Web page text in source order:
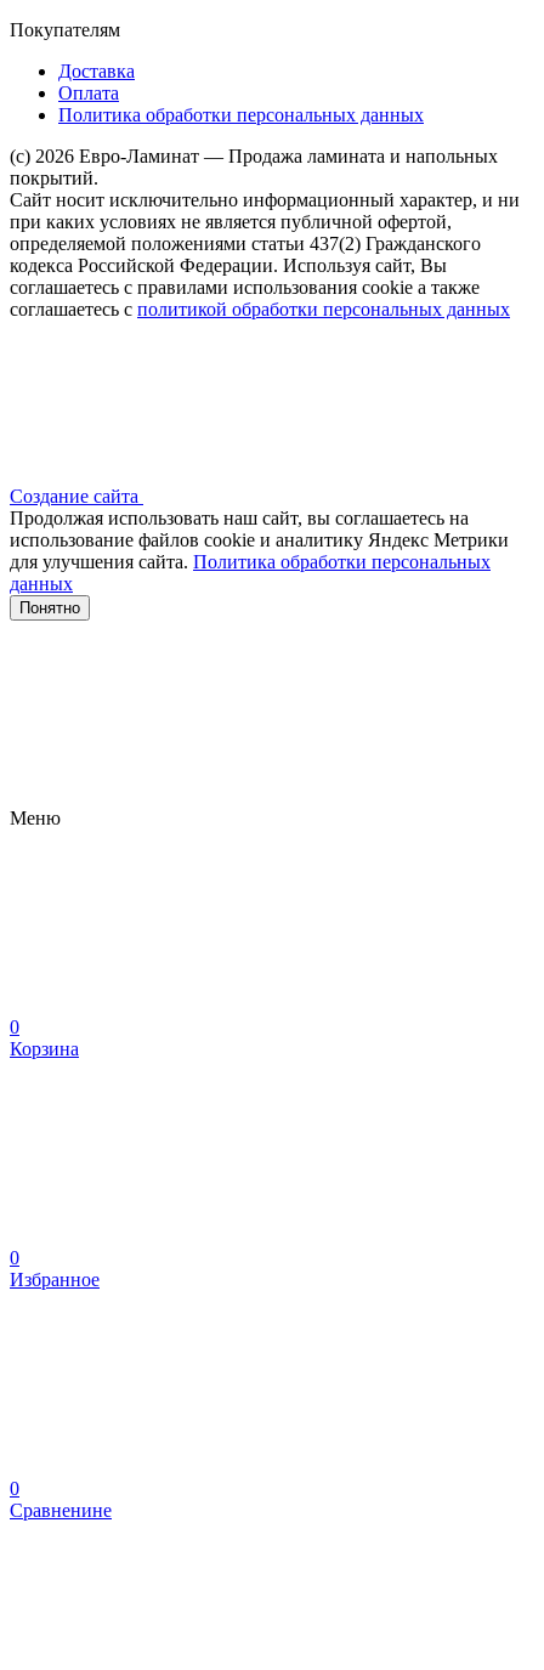
Покупателям
Доставка
Оплата
Политика обработки персональных данных
(c) 2026 Евро-Ламинат — Продажа ламината и напольных
покрытий.
Сайт носит исключительно информационный характер, и ни
при каких условиях не является публичной офертой,
определяемой положениями статьи 437(2) Гражданского
кодекса Российской Федерации. Используя сайт, Вы
соглашаетесь с правилами использования cookie а также
соглашаетесь с политикой обработки персональных данных
Создание сайта
Продолжая использовать наш сайт, вы соглашаетесь на
использование файлов сооkіе и аналитику Яндекс Метрики
для улучшения сайта. Политика обработки персональных
данных
Понятно
Меню
0
Корзина
0
Избранное
0
Сравненине